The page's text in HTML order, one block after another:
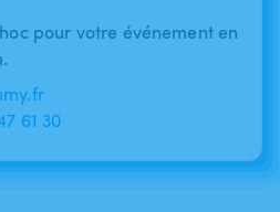
pour votre événement en
61 30